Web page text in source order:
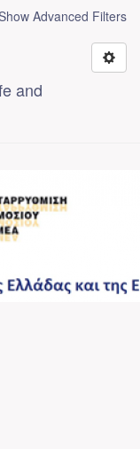
Advanced Filters
and